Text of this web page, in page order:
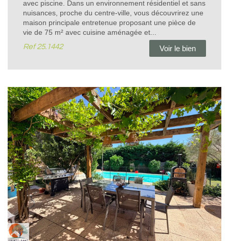
avec piscine. Dans un environnement résidentiel et sans
nuisances, proche du centre-ville, vous découvrirez une
maison principale entretenue proposant une pièce de
vie de 75 m² avec cuisine aménagée et...
Ref25.1442 Voir le bien